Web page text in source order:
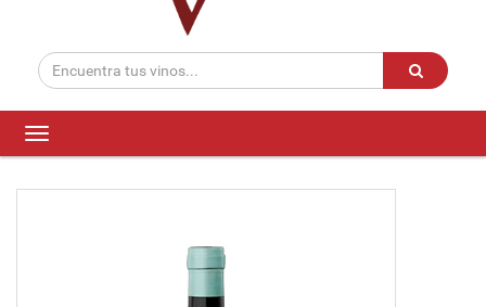
Toggle
navigation